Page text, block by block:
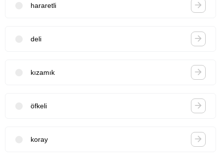
hararetli
deli
kızamık
öfkeli
koray